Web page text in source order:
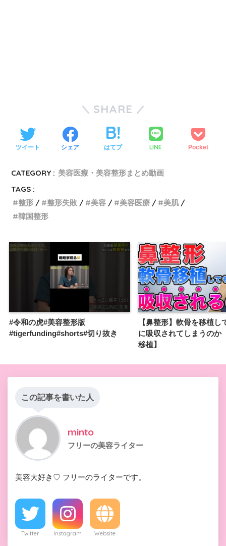
SHARE
ツイート シェア はてブ LINE Pocket
CATEGORY : 美容医療・美容整形まとめ動画
TAGS :
整形
整形失敗 美容 美容医療
美肌
韓国整形
#令和の虎#美容整形版
#tigerfunding#shorts#切り抜き
【鼻整形】軟骨を移植し
に吸収されてしまうのか
移植】
この記事を書いた人
minto
フリーの美容ライター
美容大好き♡ フリーのライターです。
Twitter Instagram Website